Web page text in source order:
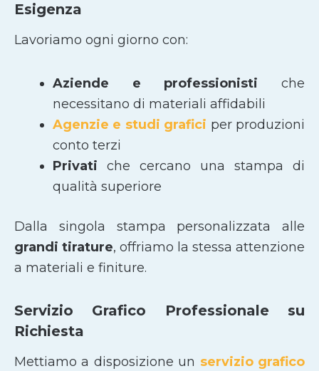
Esigenza
Lavoriamo ogni giorno con:
Aziende e professionisti che
necessitano di materiali affidabili
Agenzie e studi grafici per produzioni
conto terzi
Privati che cercano una stampa di
qualità superiore
Dalla singola stampa personalizzata alle
grandi tirature, offriamo la stessa attenzione
a materiali e finiture.
Servizio Grafico Professionale su
Richiesta
Mettiamo a disposizione un servizio grafico